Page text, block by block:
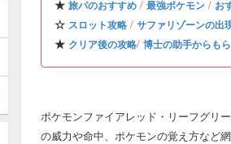
★ 旅パのおすすめ / 最強ポケモン / お
☆ スロット攻略 / サファリゾーンの出
★ クリア後の攻略/ 博士の助手からも
ポケモンファイアレッド・リーフグリ
の威力や命中、ポケモンの覚え方など